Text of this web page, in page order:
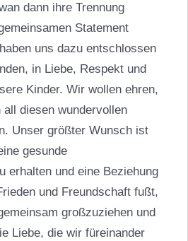
dann ihre Trennung
Statement
uns dazu entschlossen
in Liebe, Respekt und
Kinder. Wir wollen ehren,
diesen wundervollen
Unser größter Wunsch ist
gesunde
erhalten und eine Beziehung
und Freundschaft fußt,
großzuziehen und
Liebe, die wir füreinander